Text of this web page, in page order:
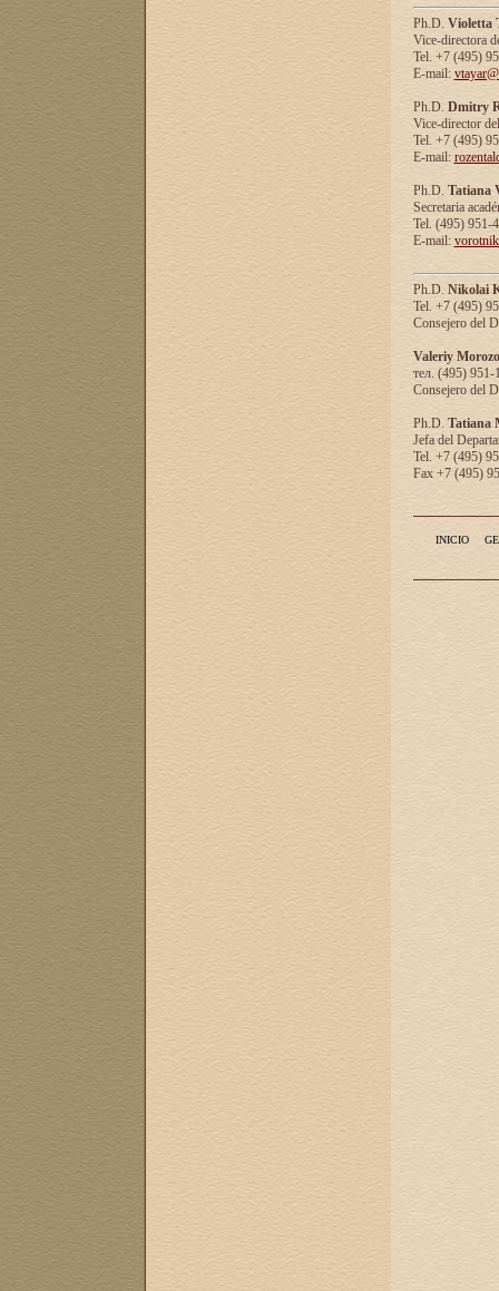
Ph.D. Violetta
Vice-directora
Tel. +7 (495)
E-mail:
Ph.D. Dmitry
Vice-director
Tel. +7 (495)
E-mail:
Ph.D. Tatiana
Secretaria
Tel. (495) 951-
E-mail:
Ph.D. Nikolai
Tel. +7 (495)
Consejero del
Valeriy
тел. (495) 951-
Consejero del
Ph.D. Tatiana
Jefa del
Tel. +7 (495)
Fax +7 (495)
INICIO